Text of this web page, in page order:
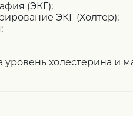
(ЭКГ);
ЭКГ (Холтер);
холестерина и